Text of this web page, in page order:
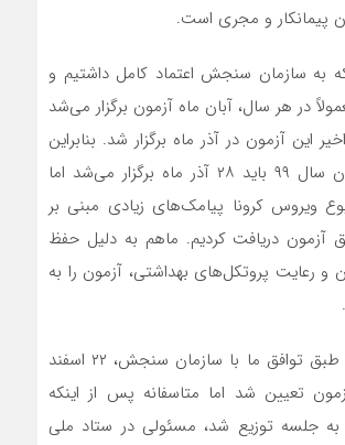
پیمانکار و مجری است.
به سازمان سنجش اعتماد کامل داشتیم و
در هر سال، آبان ماه آزمون برگزار می‌شد
این آزمون در آذر ماه برگزار شد. بنابراین
طبق روال آزمون سال ۹۹ باید ۲۸ آذر ماه برگزار می‌شد اما
ویروس کرونا پیامک‌های زیادی مبنی بر
آزمون دریافت ‌کردیم. ما‌هم به دلیل حفظ
و رعایت پروتکل‌های بهداشتی، آزمون را به
کوشا ادامه داد: طبق توافق ما با سازمان سنجش، ۲۲ اسفند
تعیین شد اما متاسفانه پس از اینکه
جلسه توزیع شد، مسئولی در ستاد ملی